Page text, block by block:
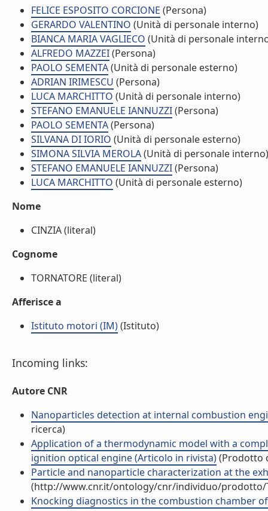
FELICE ESPOSITO CORCIONE (Persona)
GERARDO VALENTINO (Unità di personale interno)
BIANCA MARIA VAGLIECO (Unità di personale
ALFREDO MAZZEI(Persona)
PAOLO SEMENTA(Unità di personale esterno)
ADRIAN IRIMESCU (Persona)
LUCA MARCHITTO (Unità di personale interno)
STEFANO EMANUELE IANNUZZI(Persona)
PAOLO SEMENTA(Persona)
SILVANA DI IORIO (Unità di personale esterno)
SIMONA SILVIA MEROLA(Unità di personale interno)
STEFANO EMANUELE IANNUZZI(Persona)
LUCA MARCHITTO (Unità di personale esterno)
Nome
CINZIA (literal)
Cognome
TORNATORE (literal)
Afferisce a
Istituto motori (IM)(Istituto)
Incoming links:
Autore CNR
Nanoparticles detection at internal combustion
ricerca)
Application of a thermodynamic model with a
ignition optical engine (Articolo in rivista)(Prodotto
Particle and nanoparticle characterization at the
(http://www.cnr.it/ontology/cnr/individuo/prodotto/
Knocking diagnostics in the combustion chamber